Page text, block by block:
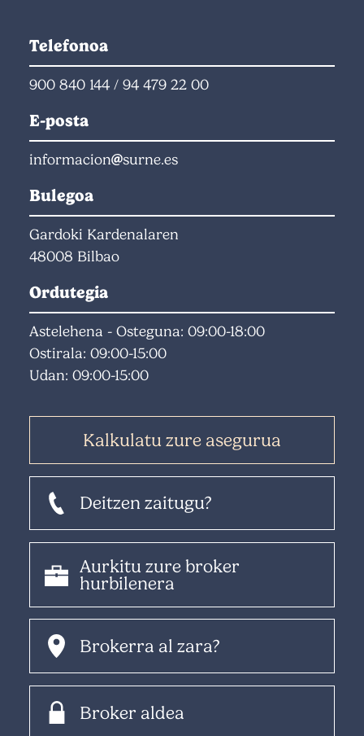
Telefonoa
900 840 144 / 94 479 22 00
E-posta
informacion surne.es
Bulegoa
Gardoki Kardenalaren
48008 Bilbao
Ordutegia
Astelehena - Osteguna: 09:00-18:00
Ostirala: 09:00-15:00
Udan: 09:00-15:00
Kalkulatu zure asegurua
Deitzen zaitugu?
Aurkitu zure broker
hurbilenera
Brokerra al zara?
Broker aldea